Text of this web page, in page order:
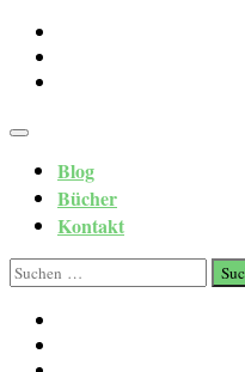
Blog
Bücher
Kontakt
Suchen
nach: